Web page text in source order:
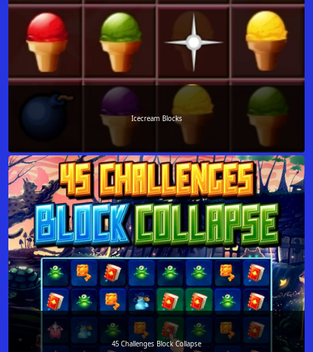
Icecream Blocks
45 Challenges Block Collapse